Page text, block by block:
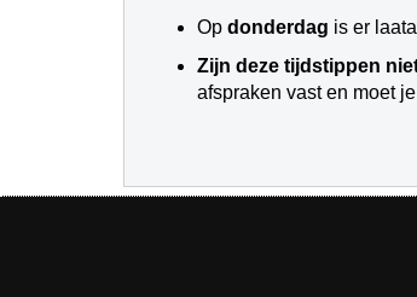
Op donderdag is er
Zijn deze tijdstippen
afspraken vast en moet